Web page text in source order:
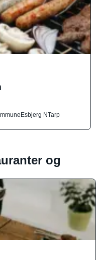
Esbjerg NTarp
og